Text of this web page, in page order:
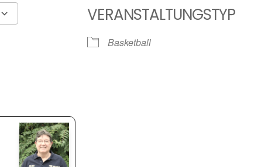
Google Kalender
VERANSTALTUNGSTYP
Basketball